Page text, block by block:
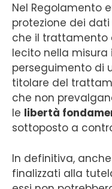
Nel Regolamento
protezione dei
che il trattamento
lecito nella misura
perseguimento di
titolare del
che non
le libertà
sottoposto a
In definitiva,
finalizzati alla